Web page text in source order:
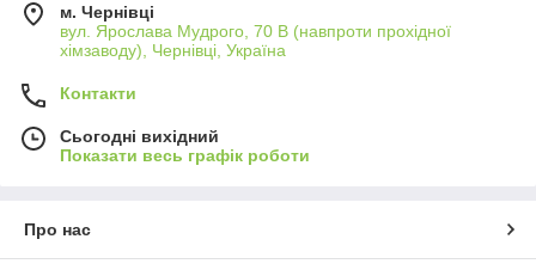
м. Чернівці
вул. Ярослава Мудрого, 70 В (навпроти прохідної
хімзаводу), Чернівці, Україна
Контакти
Сьогодні вихідний
Показати весь графік роботи
Про нас